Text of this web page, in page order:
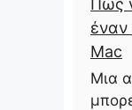
Mac
Μια